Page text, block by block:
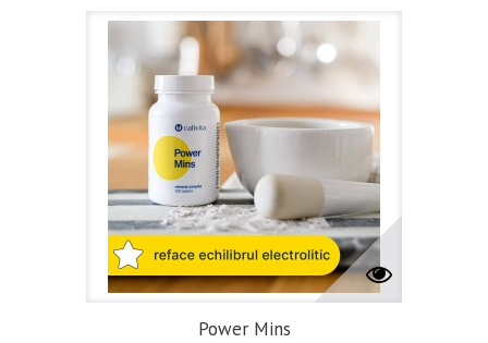
Power Mins